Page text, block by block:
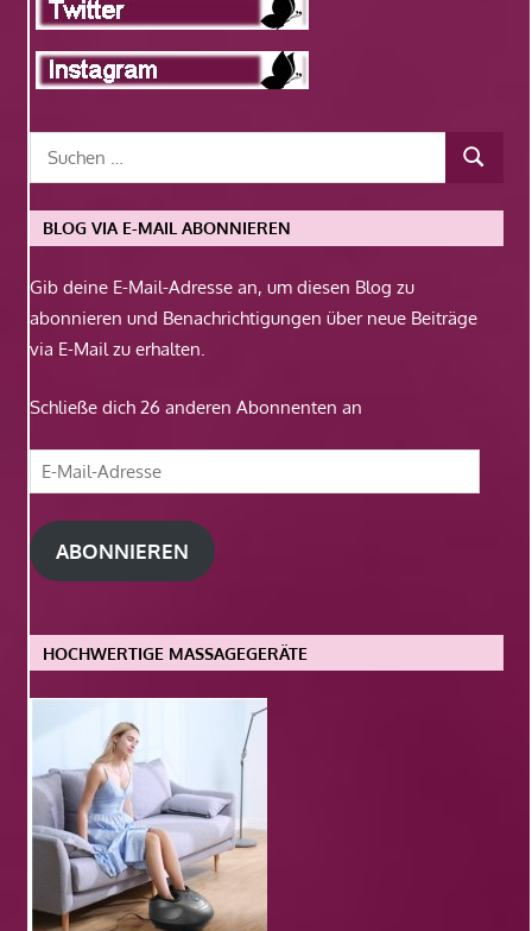
BLOG VIA E-MAIL ABONNIEREN
Gib deine E-Mail-Adresse an, um diesen Blog zu
abonnieren und Benachrichtigungen über neue Beiträge
via E-Mail zu erhalten.
Schließe dich 26 anderen Abonnenten an
E-
Mail-
Adresse
ABONNIEREN
HOCHWERTIGE MASSAGEGERÄTE